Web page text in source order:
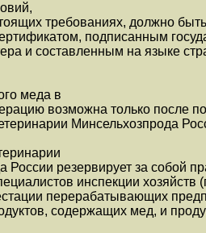
требованиях, должно
подписанным
и составленным на языке
меда в
возможна только после
Минсельхозпрода
России резервирует за собой
инспекции хозяйств
перерабатывающих
содержащих мед, и